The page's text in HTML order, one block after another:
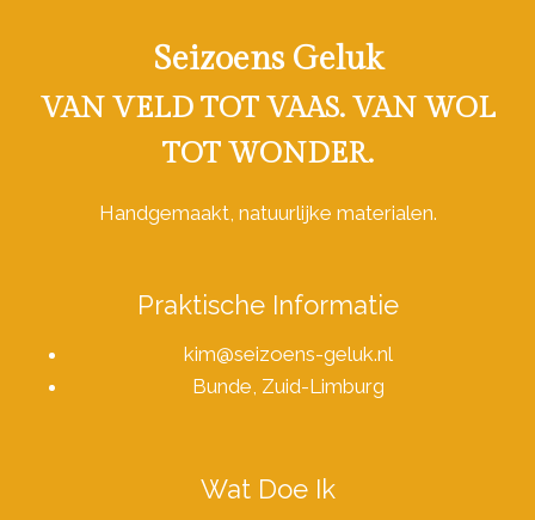
Seizoens Geluk
VAN VELD TOT VAAS. VAN WOL
TOT WONDER.
Handgemaakt, natuurlijke materialen.
Praktische Informatie
kim@seizoens-geluk.nl
Bunde, Zuid-Limburg
Wat Doe Ik